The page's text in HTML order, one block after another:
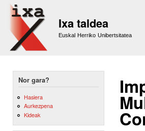
Ixa taldea
Euskal Herriko Unibertsitatea
Nor gara?
Hasiera
Aurkezpena
Kideak